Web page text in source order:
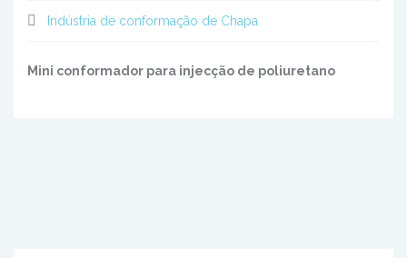
Indústria de conformação de Chapa
Mini conformador para injecção de poliuretano